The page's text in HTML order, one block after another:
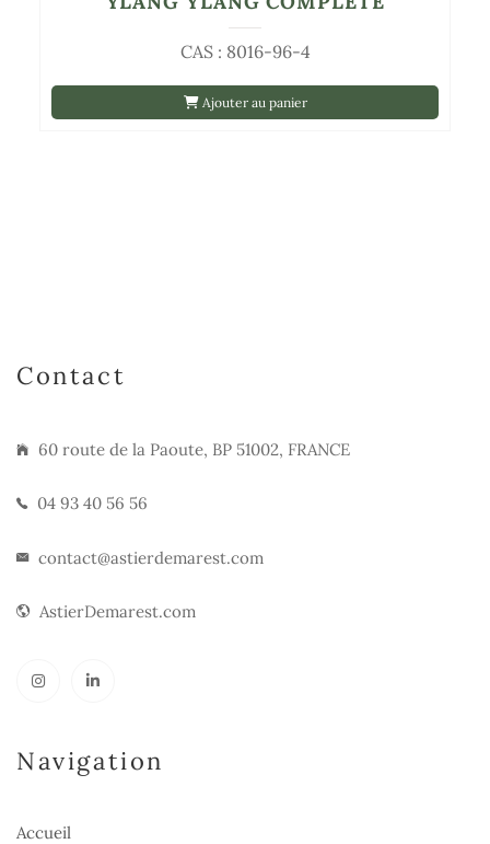
Ajouter au panier
CAS : 8016-96-4
Contact
60 route de la Paoute, BP 51002, FRANCE
04 93 40 56 56
contact@astierdemarest.com
AstierDemarest.com
Navigation
Accueil